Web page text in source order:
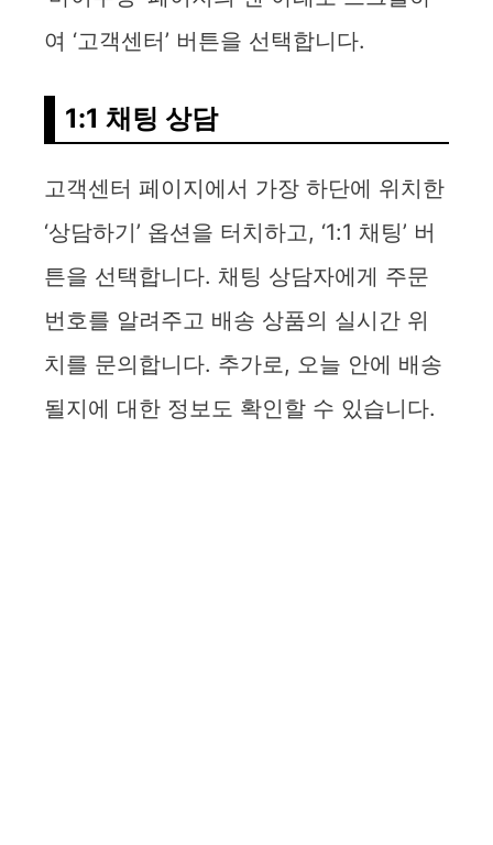
여 ‘고객센터’ 버튼을 선택합니다.
1:1 채팅 상담
고객센터 페이지에서 가장 하단에 위치한
‘상담하기’ 옵션을 터치하고, ‘1:1 채팅’ 버
튼을 선택합니다. 채팅 상담자에게 주문
번호를 알려주고 배송 상품의 실시간 위
치를 문의합니다. 추가로, 오늘 안에 배송
될지에 대한 정보도 확인할 수 있습니다.